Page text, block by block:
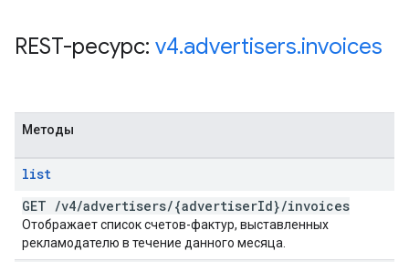
REST-ресурс: v4.advertisers.invoices
Методы
list
GET /v4/advertisers/{advertiserId}/invoices
Отображает список счетов-фактур, выставленных
рекламодателю в течение данного месяца.